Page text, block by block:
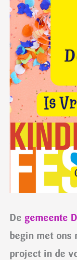
De gemeente
begin met ons
project in de